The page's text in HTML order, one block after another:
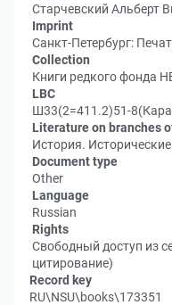
Старчевский Альберт
Imprint
Санкт-Петербург:
Collection
Книги редкого фонда
LBC
Ш33(2=411.2)51-
Literature on branches
История.
Document type
Other
Language
Russian
Rights
Свободный доступ из
цитирование)
Record key
RU\NSU\books\173351